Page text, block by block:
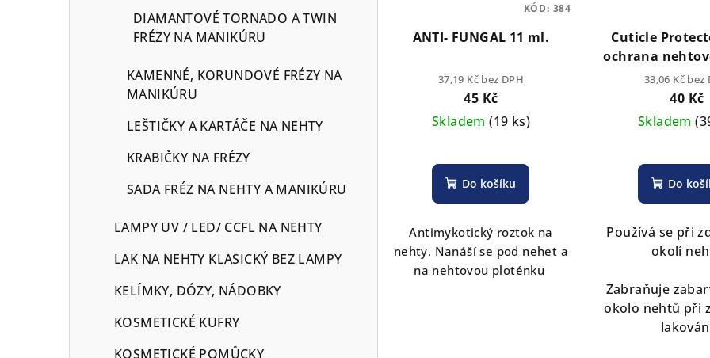
DIAMANTOVÉ TORNADO A TWIN
FRÉZY NA MANIKÚRU
KAMENNÉ, KORUNDOVÉ FRÉZY NA
MANIKÚRU
LEŠTIČKY A KARTÁČE NA NEHTY
KRABIČKY NA FRÉZY
SADA FRÉZ NA NEHTY A MANIKÚRU
LAMPY UV / LED/ CCFL NA NEHTY
LAK NA NEHTY KLASICKÝ BEZ LAMPY
KELÍMKY, DÓZY, NÁDOBKY
KOSMETICKÉ KUFRY
KOSMETICKÉ POMŮCKY
ANTI- FUNGAL 11 ml.
37,19 Kč bez DPH
45 Kč
Skladem(19 ks)
Do košíku
Antimykotický roztok na
nehty. Nanáší se pod nehet a
na nehtovou ploténku
KÓD: 384
Cuticle
ochrana
při zdobení,
33,06 Kč bez
40 Kč
Skladem
Do
Používá se při
okolí
Zabraňuje
okolo nehtů při